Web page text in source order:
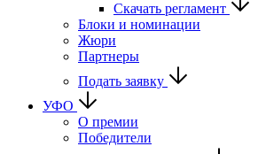
Скачать регламент
Блоки и номинации
Жюри
Партнеры
Подать заявку
УФО
О премии
Победители